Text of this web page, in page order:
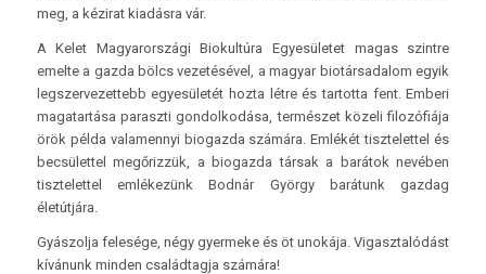
meg, a kézirat kiadásra vár.
A Kelet Magyarországi Biokultúra Egyesületet magas szintre
emelte a gazda bölcs vezetésével, a magyar biotársadalom egyik
legszervezettebb egyesületét hozta létre és tartotta fent. Emberi
magatartása paraszti gondolkodása, természet közeli filozófiája
örök példa valamennyi biogazda számára. Emlékét tisztelettel és
becsülettel megőrizzük, a biogazda társak a barátok nevében
tisztelettel emlékezünk Bodnár György barátunk gazdag
életútjára.
Gyászolja felesége, négy gyermeke és öt unokája. Vigasztalódást
kívánunk minden családtagja számára!